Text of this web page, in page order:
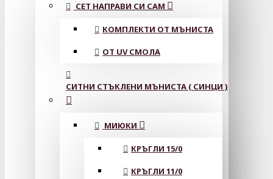
СЕТ НАПРАВИ СИ САМ
КОМПЛЕКТИ ОТ МЪНИСТА
ОТ UV СМОЛА
СИТНИ СТЪКЛЕНИ МЪНИСТА ( СИНЦИ )
МИЮКИ
КРЪГЛИ 15/0
КРЪГЛИ 11/0